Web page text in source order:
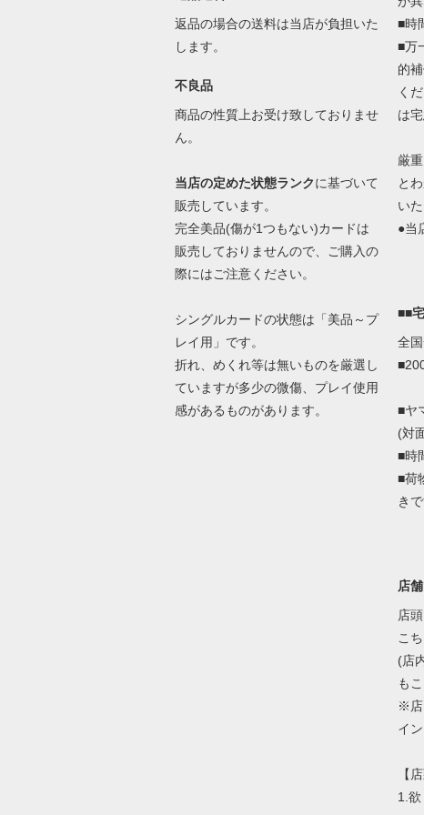
返品の場合の送料は当店が負担いた
します。
不良品
商品の性質上お受け致しておりませ
ん。
当店の定めた状態ランクに基づいて
販売しています。
完全美品(傷が1つもない)カードは
販売しておりませんので、ご購入の
際にはご注意ください。
シングルカードの状態は「美品～プ
レイ用」です。
折れ、めくれ等は無いものを厳選し
ていますが多少の微傷、プレイ使用
感があるものがあります。
■時
■万
的
く
は
厳
と
い
●当
■■
全
■ヤ
(対
■時
■荷
きで
店
店
こ
(店
も
※店
イ
【
1.